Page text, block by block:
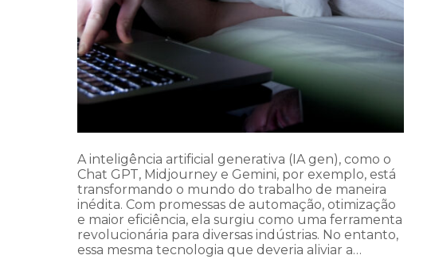
A inteligência artificial generativa (IA gen), como o
Chat GPT, Midjourney e Gemini, por exemplo, está
transformando o mundo do trabalho de maneira
inédita. Com promessas de automação, otimização
e maior eficiência, ela surgiu como uma ferramenta
revolucionária para diversas indústrias. No entanto,
essa mesma tecnologia que deveria aliviar a…